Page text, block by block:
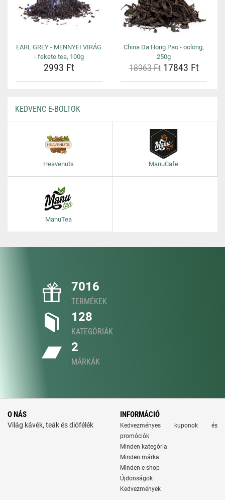
EARL GREY - MENNYEI VIRÁG
- fekete tea, 100g
2993 Ft
China Da Hong Pao - oolong,
250g
18963 Ft17843 Ft
KEDVENC E-BOLTOK
Heavenuts ManuCafe
ManuTea
7016
TERMÉKEK
128
KATEGÓRIÁK
2
MÁRKÁK
O NÁS
Világ kávék, teák és diófélék
INFORMÁCIÓ
Kedvezményes kuponok és
promóciók
Minden kategória
Minden márka
Minden e-shop
Újdonságok
Kedvezmények